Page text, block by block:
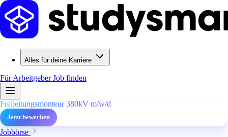
Alles für deine Karriere
Für ArbeitgeberJob finden
Freileitungsmonteur 380kV m/w/d
Jetzt bewerben
Jobbörse